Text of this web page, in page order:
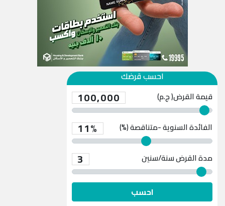
احسب قرضك
قيمة القرض( ج.م) 100,000
الفائدة السنوية -متناقصة (%) 11%
مدة القرض 3 سنة/سنين
احسب